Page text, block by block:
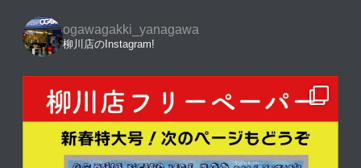
ogawagakki_yanagawa
柳川店のInstagram!